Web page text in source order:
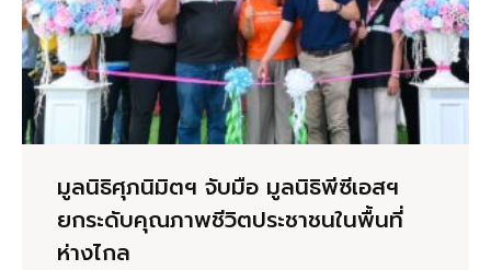
มูลนิธิศุภนิมิตฯ จับมือ มูลนิธิพีซีเอสฯ
ยกระดับคุณภาพชีวิตประชาชนในพื้นที่
ห่างไกล